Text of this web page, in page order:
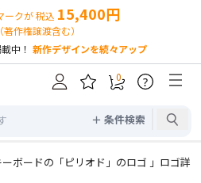
ークが 税込 15,400円
作権譲渡含む）
中！ 新作デザインを続々アップ
＋ 条件検索
0 ?
ボードの「ピリオド」のロゴ 」ロゴ詳